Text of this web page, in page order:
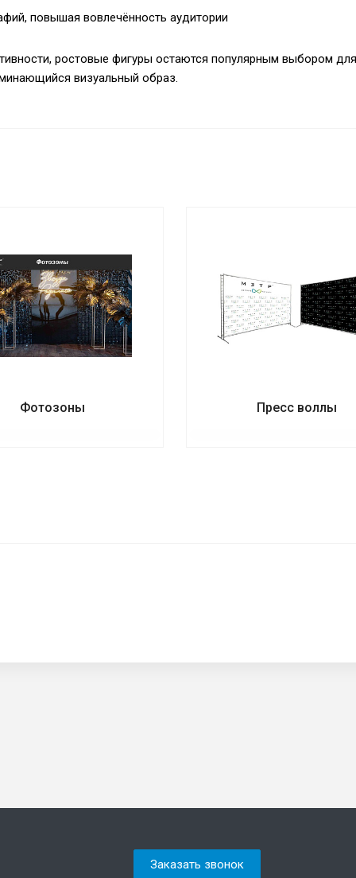
повышая вовлечённость аудитории
ростовые фигуры остаются популярным выбором для
визуальный образ.
Фотозоны Пресс воллы
Заказать звонок